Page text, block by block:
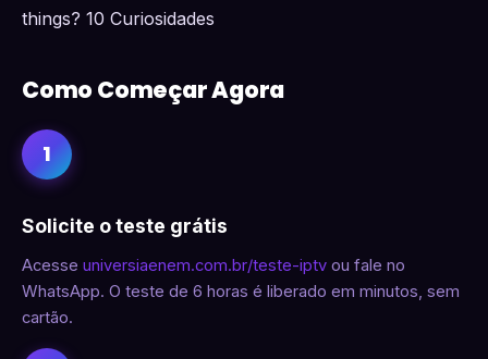
things? 10 Curiosidades
Como Começar Agora
1
Solicite o teste grátis
Acesse universiaenem.com.br/teste-iptv ou fale no
WhatsApp. O teste de 6 horas é liberado em minutos, sem
cartão.